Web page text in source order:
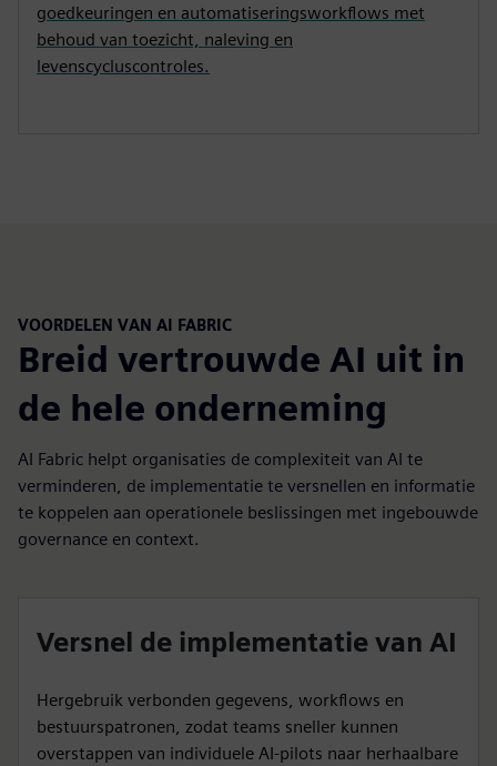
goedkeuringen en automatiseringsworkflows met
behoud van toezicht, naleving en
levenscycluscontroles.
VOORDELEN VAN AI FABRIC
Breid vertrouwde AI uit in
de hele onderneming
AI Fabric helpt organisaties de complexiteit van AI te
verminderen, de implementatie te versnellen en informatie
te koppelen aan operationele beslissingen met ingebouwde
governance en context.
Versnel de implementatie van AI
Hergebruik verbonden gegevens, workflows en
bestuurspatronen, zodat teams sneller kunnen
overstappen van individuele AI-pilots naar herhaalbare